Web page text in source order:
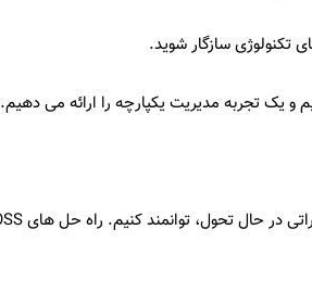
تکنولوژی سازگار شوید.
یک تجربه مدیریت یکپارچه را ارائه می دهیم.